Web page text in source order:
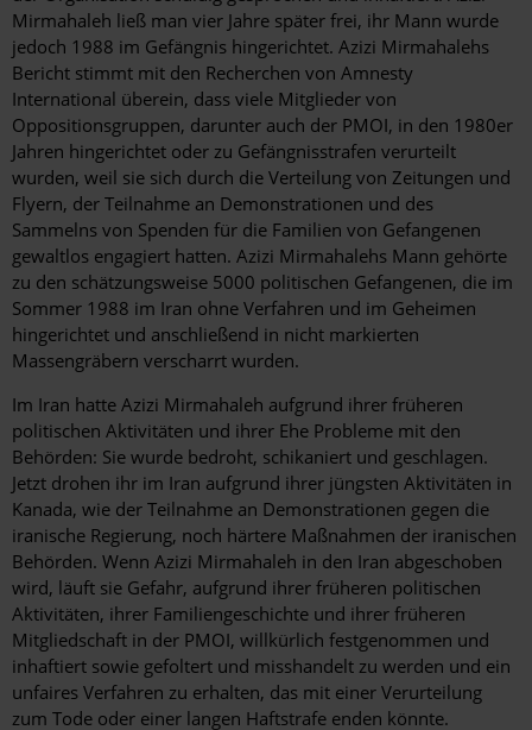
Mirmahaleh ließ man vier Jahre später frei, ihr Mann wurde
jedoch 1988 im Gefängnis hingerichtet. Azizi Mirmahalehs
Bericht stimmt mit den Recherchen von Amnesty
International überein, dass viele Mitglieder von
Oppositionsgruppen, darunter auch der PMOI, in den 1980er
Jahren hingerichtet oder zu Gefängnisstrafen verurteilt
wurden, weil sie sich durch die Verteilung von Zeitungen und
Flyern, der Teilnahme an Demonstrationen und des
Sammelns von Spenden für die Familien von Gefangenen
gewaltlos engagiert hatten. Azizi Mirmahalehs Mann gehörte
zu den schätzungsweise 5000 politischen Gefangenen, die im
Sommer 1988 im Iran ohne Verfahren und im Geheimen
hingerichtet und anschließend in nicht markierten
Massengräbern verscharrt wurden.
Im Iran hatte Azizi Mirmahaleh aufgrund ihrer früheren
politischen Aktivitäten und ihrer Ehe Probleme mit den
Behörden: Sie wurde bedroht, schikaniert und geschlagen.
Jetzt drohen ihr im Iran aufgrund ihrer jüngsten Aktivitäten in
Kanada, wie der Teilnahme an Demonstrationen gegen die
iranische Regierung, noch härtere Maßnahmen der iranischen
Behörden. Wenn Azizi Mirmahaleh in den Iran abgeschoben
wird, läuft sie Gefahr, aufgrund ihrer früheren politischen
Aktivitäten, ihrer Familiengeschichte und ihrer früheren
Mitgliedschaft in der PMOI, willkürlich festgenommen und
inhaftiert sowie gefoltert und misshandelt zu werden und ein
unfaires Verfahren zu erhalten, das mit einer Verurteilung
zum Tode oder einer langen Haftstrafe enden könnte.